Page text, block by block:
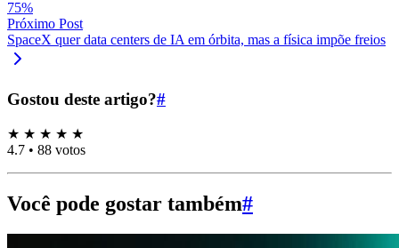
75%
Próximo Post
SpaceX quer data centers de IA em órbita, mas a física impõe freios
Gostou deste artigo?#
★ ★ ★ ★ ★
4.7 • 88 votos
Você pode gostar também#